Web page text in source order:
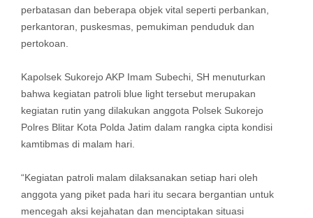
perbatasan dan beberapa objek vital seperti perbankan,
perkantoran, puskesmas, pemukiman penduduk dan
pertokoan.
Kapolsek Sukorejo AKP Imam Subechi, SH menuturkan
bahwa kegiatan patroli blue light tersebut merupakan
kegiatan rutin yang dilakukan anggota Polsek Sukorejo
Polres Blitar Kota Polda Jatim dalam rangka cipta kondisi
kamtibmas di malam hari.
“Kegiatan patroli malam dilaksanakan setiap hari oleh
anggota yang piket pada hari itu secara bergantian untuk
mencegah aksi kejahatan dan menciptakan situasi